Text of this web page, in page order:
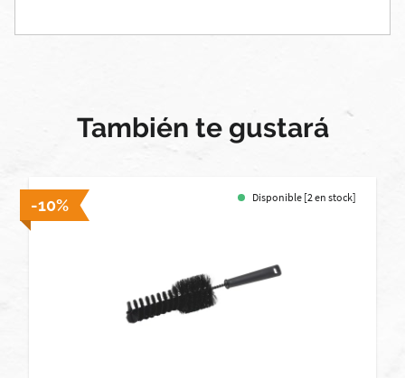
También te gustará
-10% Disponible [2 en stock]